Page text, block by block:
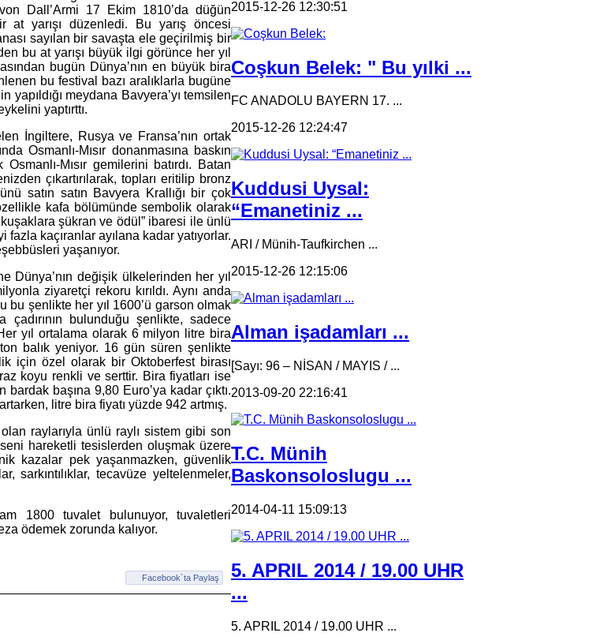
Dall’Armi 17 Ekim 1810’da düğün
at yarışı düzenledi. Bu yarış öncesi
sayılan bir savaşta ele geçirilmiş bir
bu at yarışı büyük ilgi görünce her yıl
bugün Dünya’nın en büyük bira
bu festival bazı aralıklarla bugüne
yapıldığı meydana Bavyera’yı temsilen
yaptırttı.
İngiltere, Rusya ve Fransa’nın ortak
Osmanlı-Mısır donanmasına baskın
Mısır gemilerini batırdı. Batan
çıkartırılarak, topları eritilip bronz
satın satın Bavyera Krallığı bir çok
kafa bölümünde sembolik olarak
şükran ve ödül” ibaresi ile ünlü
kaçıranlar ayılana kadar yatıyorlar.
yaşanıyor.
Dünya’nın değişik ülkelerinden her yıl
ziyaretçi rekoru kırıldı. Aynı anda
bu şenlikte her yıl 1600’ü garson olmak
bulunduğu şenlikte, sadece
yıl ortalama olarak 6 milyon litre bira
balık yeniyor. 16 gün süren şenlikte
için özel olarak bir Oktoberfest birası
koyu renkli ve serttir. Bira fiyatları ise
başına 9,80 Euro’ya kadar çıktı.
litre bira fiyatı yüzde 942 artmış.
raylarıyla ünlü raylı sistem gibi son
hareketli tesislerden oluşmak üzere
kazalar pek yaşanmazken, güvenlik
sarkıntılıklar, tecavüze yeltelenmeler,
1800 tuvalet bulunuyor, tuvaletleri
ödemek zorunda kalıyor.
Facebook`ta Paylaş
2015-12-26 12:30:51
Coşkun Belek: " Bu yılki ...
FC ANADOLU BAYERN 17. ...
2015-12-26 12:24:47
Kuddusi Uysal:
“Emanetiniz ...
ARI / Münih-Taufkirchen ...
2015-12-26 12:15:06
Alman işadamları ...
[Sayı: 96 – NİSAN / MAYIS / ...
2013-09-20 22:16:41
T.C. Münih
Baskonsoloslugu ...
2014-04-11 15:09:13
5. APRIL 2014 / 19.00 UHR
...
5. APRIL 2014 / 19.00 UHR ...